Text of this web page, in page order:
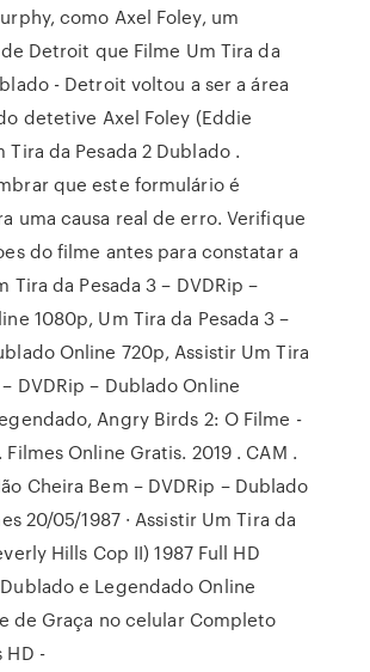
como Axel Foley, um
Detroit que Filme Um Tira da
- Detroit voltou a ser a área
detetive Axel Foley (Eddie
Tira da Pesada 2 Dublado .
que este formulário é
uma causa real de erro. Verifique
do filme antes para constatar a
Tira da Pesada 3 – DVDRip –
1080p, Um Tira da Pesada 3 –
Online 720p, Assistir Um Tira
DVDRip – Dublado Online
Angry Birds 2: O Filme -
Online Gratis. 2019 . CAM .
Cheira Bem – DVDRip – Dublado
20/05/1987 · Assistir Um Tira da
Hills Cop II) 1987 Full HD
e Legendado Online
de Graça no celular Completo
HD -